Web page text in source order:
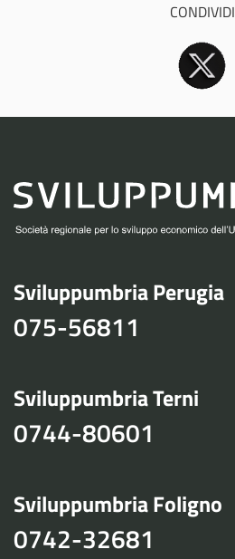
CONDIVIDI
Sviluppumbria Perugia
075-56811
Sviluppumbria Terni
0744-80601
Sviluppumbria Foligno
0742-32681